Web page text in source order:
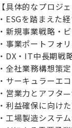
【具体的なプロジェ
・ESGを踏まえた
・新規事業戦略・
・事業ポートフォ
・DX・IT中長期戦
・全社業務構想策
・サーキュラーエ
・営業力とアフタ
・利益確保に向け
・工場製造システ